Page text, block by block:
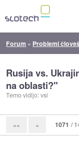
Forum » Problemi
Rusija vs.
na oblasti?"
Temo vidijo: vsi
«« « 1071 /